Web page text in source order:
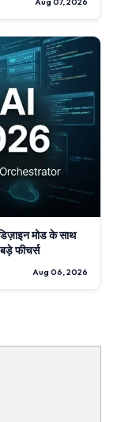
Aug 07, 2026
मोड के साथ
फीचर्स
Aug 06, 2026